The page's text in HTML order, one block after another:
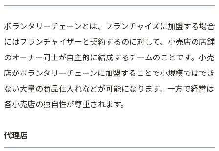
ボランタリーチェーンとは、フランチャイズに加盟する場合
にはフランチャイザーと契約するのに対して、小売店の店舗
のオーナー同士が自主的に結成するチームのことです。小売
店がボランタリーチェーンに加盟することで小規模ではでき
ない大量の商品仕入れなどが可能になります。一方で経営は
各小売店の独自性が尊重されます。
代理店